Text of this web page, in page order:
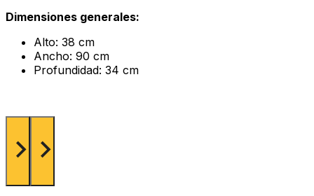
Dimensiones generales:
Alto: 38 cm
Ancho: 90 cm
Profundidad: 34 cm